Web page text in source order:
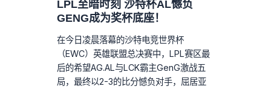
LPL至暗时刻 沙特杯AL憾负
GENG成为奖杯底座！
在今日凌晨落幕的沙特电竞世界杯
（EWC）英雄联盟总决赛中，LPL赛区最
后的希望AG.AL与LCK霸主GenG激战五
局，最终以2-3的比分憾负对手，屈居亚